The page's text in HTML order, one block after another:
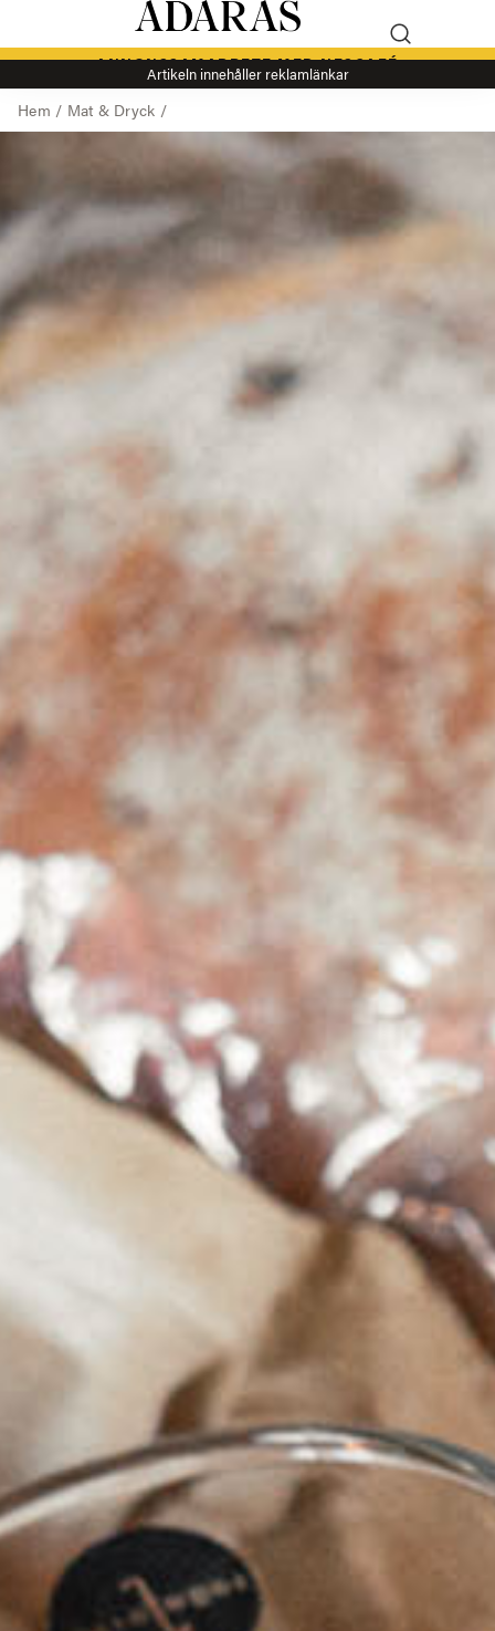
ANNONSSAMARBETE MED NESCAFÉ
Artikeln innehåller reklamlänkar
Hem / Mat & Dryck /